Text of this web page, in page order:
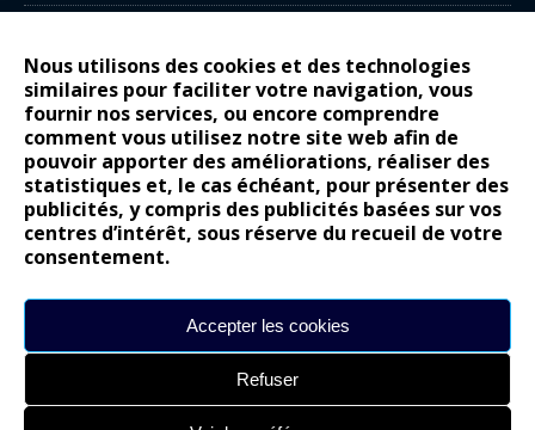
Nous utilisons des cookies et des technologies
similaires pour faciliter votre navigation, vous
fournir nos services, ou encore comprendre
comment vous utilisez notre site web afin de
pouvoir apporter des améliorations, réaliser des
statistiques et, le cas échéant, pour présenter des
publicités, y compris des publicités basées sur vos
centres d’intérêt, sous réserve du recueil de votre
consentement.
Accepter les cookies
Refuser
14 juillet : nouveau film de marque pour Citroën
Renault Espace : voyage, voyage…
Peugeot E-208 GTi : naissance d’une légende
COMMENTAIRES RÉCENTS
Bernard DardartdansDacia Sandero : pour les gens vrais
Alpine A290 : L’irrésistible attraction de la légèreté
leroydansLancia Ypsilon : naturellement envoûtante ?
Nouvelle Opel Corsa : Yes of Corsa !